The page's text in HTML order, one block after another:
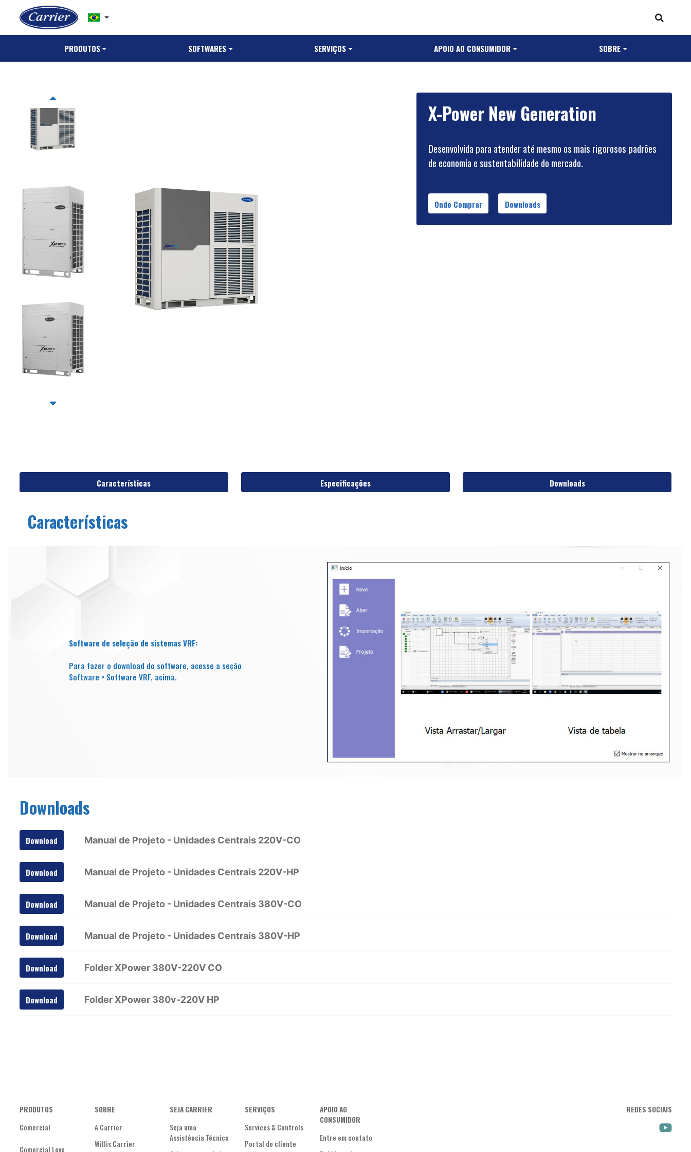
PRODUTOS SOFTWARES SERVIÇOS APOIO AO CONSUMIDOR SOBRE
X-Power New Generation
Desenvolvida para atender até mesmo os mais rigorosos padrões
de economia e sustentabilidade do mercado. ​
Onde Comprar Downloads
Características Especificações Downloads
Características
Software de seleção de sistemas VRF:
Para fazer o download do software, acesse a seção
Software > Software VRF, acima.
Downloads
Download Manual de Projeto - Unidades Centrais 220V-CO
Download Manual de Projeto - Unidades Centrais 220V-HP
Download Manual de Projeto - Unidades Centrais 380V-CO
Download Manual de Projeto - Unidades Centrais 380V-HP
Download Folder XPower 380V-220V CO
Download Folder XPower 380v-220V HP
PRODUTOS
Comercial
Comercial Leve
SOBRE
A Carrier
Willis Carrier
SEJA CARRIER
Seja uma
Assistência Técnica
SERVIÇOS
Services & Controls
Portal do cliente
APOIO AO
CONSUMIDOR
Entre em contato
REDES SOCIAIS